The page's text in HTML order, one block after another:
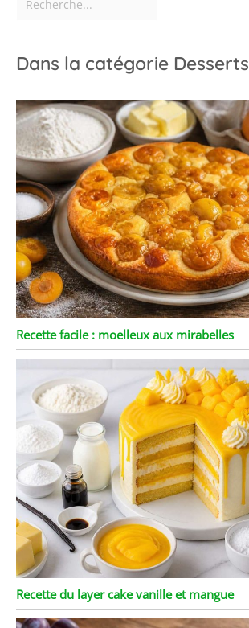
Dans la catégorie Desserts
Recette facile : moelleux aux mirabelles
Recette du layer cake vanille et mangue